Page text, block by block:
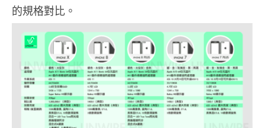
的規格對比。